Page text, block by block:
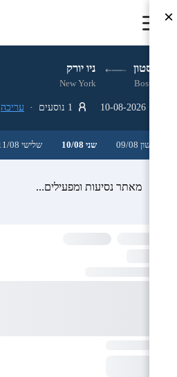
בוסטון ניו יורק
Boston
New York
עריכה
ראשון 09/08 שני 10/08 שלישי 11/08
מאתר נסיעות ומפעילים...
×